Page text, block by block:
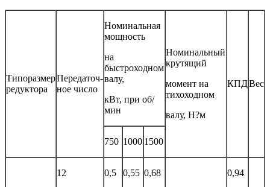
Типоразмер
редуктора
Передаточ-
ное число
Номинальная
мощность
на
быстроходном
валу,
кВт, при об/
мин
Номинальный
крутящий
момент на
тихоходном
валу, Н?м
КПДВес
750 1000 1500
12
0,5
0,55 0,68
0,94